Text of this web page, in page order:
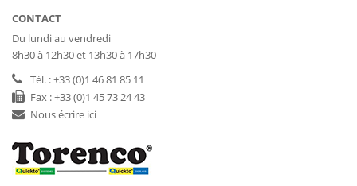
CONTACT
Du lundi au vendredi
8h30 à 12h30 et 13h30 à 17h30
Tél. : +33 (0)1 46 81 85 11
Fax : +33 (0)1 45 73 24 43
Nous écrire ici